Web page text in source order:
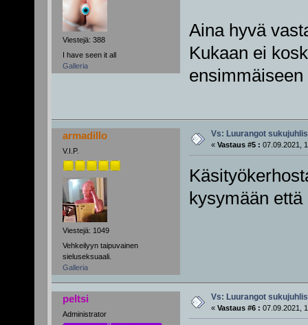
Viestejä: 388
I have seen it all
Galleria
Aina hyvä
Kukaan ei
armadillo
V.I.P.
Viestejä: 1049
Vehkeilyyn taipuvainen
sieluseksuaali.
Galleria
Vs: Luurangot
« Vastaus #5 : 07.09.2021,
kysymään
peltsi
Administrator
Vs: Luurangot
« Vastaus #6 : 07.09.2021,